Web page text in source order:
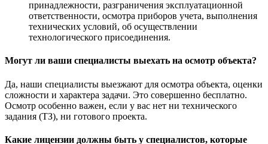
принадлежности, разграничения эксплуатационной
ответственности, осмотра приборов учета, выполнения
технических условий, об осуществлении
технологического присоединения.
Могут ли ваши специалисты выехать на осмотр объекта?
Да, наши специалисты выезжают для осмотра объекта, оценки
сложности и характера задачи. Это совершенно бесплатно.
Осмотр особенно важен, если у вас нет ни технического
задания (ТЗ), ни готового проекта.
Какие лицензии должны быть у специалистов, которые